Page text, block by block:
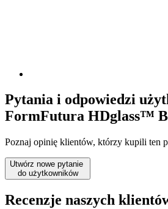
Pytania i odpowiedzi
FormFutura HDglass™
Poznaj opinię klientów, którzy kupili ten
Utwórz nowe pytanie
do użytkowników
Recenzje naszych